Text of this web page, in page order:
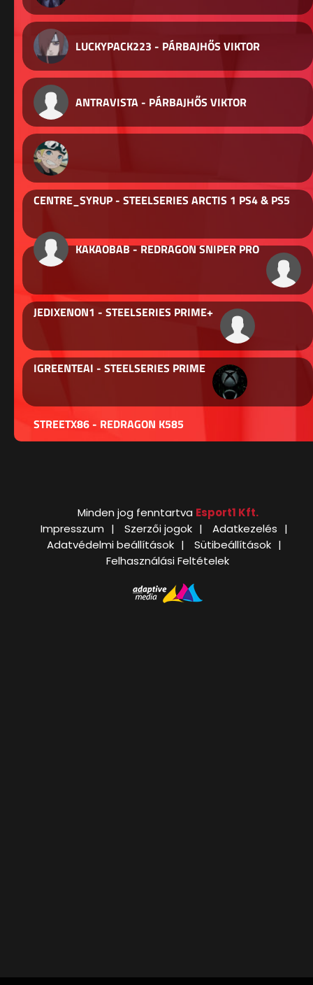
LUCKYPACK223 - PÁRBAJHŐS VIKTOR
ANTRAVISTA - PÁRBAJHŐS VIKTOR
CENTRE_SYRUP - STEELSERIES ARCTIS 1 PS4 & PS5
KAKAOBAB - REDRAGON SNIPER PRO
JEDIXENON1 - STEELSERIES PRIME+
IGREENTEAI - STEELSERIES PRIME
STREETX86 - REDRAGON K585
Minden jog fenntartva Esport1 Kft.
Impresszum
Szerzői jogok
Adatkezelés
Adatvédelmi beállítások
Sütibeállítások
Felhasználási Feltételek